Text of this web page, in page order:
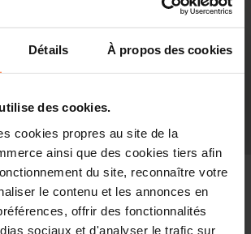
Détails À propos des cookies
des cookies.
cookies propres au site de la
ainsi que des cookies tiers afin
du site, reconnaître votre
le contenu et les annonces en
offrir des fonctionnalités
sociaux et d'analyser le trafic sur